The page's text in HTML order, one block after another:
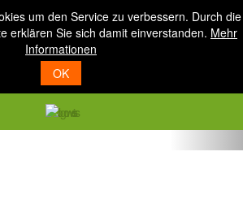
um den Service zu verbessern. Durch die
erklären Sie sich damit einverstanden. Mehr
Informationen
OK